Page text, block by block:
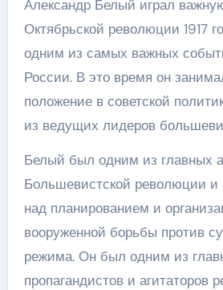
Александр Белый играл
Октябрьской революции 1917
одним из самых важных
России. В это время он
положение в советской
из ведущих лидеров
Белый был одним из главных
Большевистской революции и
над планированием и
вооруженной борьбы против
режима. Он был одним из
пропагандистов и агитаторов